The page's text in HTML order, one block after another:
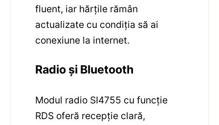
fluent, iar hărțile rămân
actualizate cu condiția să ai
conexiune la internet.
Radio și Bluetooth
Modul radio SI4755 cu funcție
RDS oferă recepție clară,